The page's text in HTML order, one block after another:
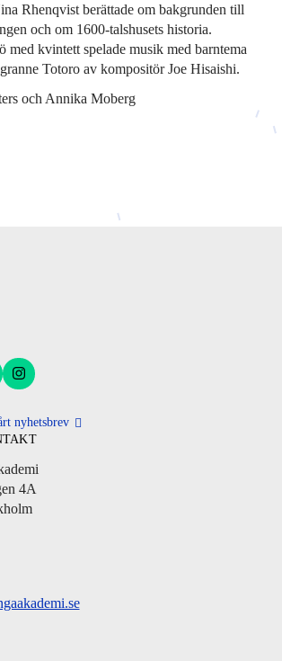
Rhenqvist berättade om bakgrunden till
och om 1600-talshusets historia.
med kvintett spelade musik med barntema
Totoro av kompositör Joe Hisaishi.
och Annika Moberg
nyhetsbrev
4A